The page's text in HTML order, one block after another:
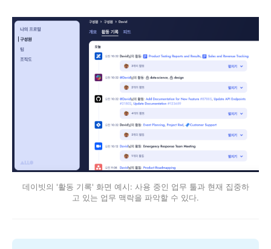
데이빗의 '활동 기록' 화면 예시: 사용 중인 업무 툴과 현재 집중하
고 있는 업무 맥락을 파악할 수 있다.